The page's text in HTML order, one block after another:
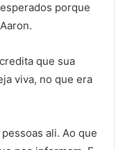
porque
que sua
viva, no que era
ali. Ao que